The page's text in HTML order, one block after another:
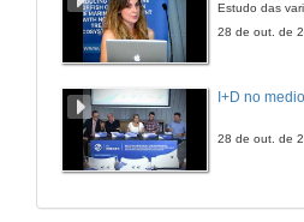
Estudo das
28 de out. de
28 de out. de